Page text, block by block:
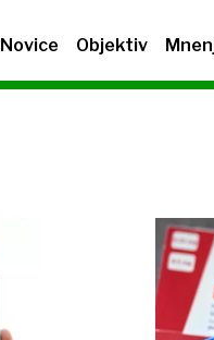
Novice Objektiv